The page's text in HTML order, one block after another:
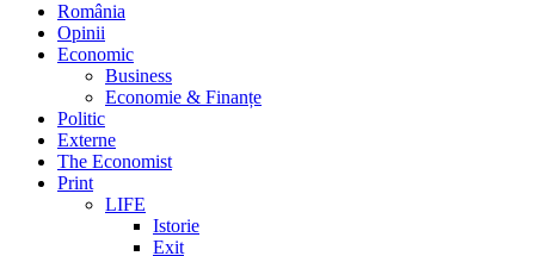
România
Opinii
Economic
Business
Economie & Finanțe
Politic
Externe
The Economist
Print
LIFE
Istorie
Exit